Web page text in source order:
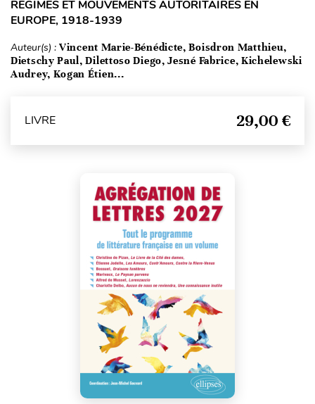
RÉGIMES ET MOUVEMENTS AUTORITAIRES EN
EUROPE, 1918-1939
Auteur(s) : Vincent Marie-Bénédicte, Boisdron Matthieu,
Dietschy Paul, Dilettoso Diego, Jesné Fabrice, Kichelewski
Audrey, Kogan Étien...
LIVRE 29,00 €